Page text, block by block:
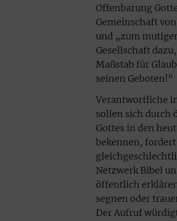
Offenbarung
Gemeinschaft
und „zum
Gesellschaft
Maßstab für
seinen Geboten!“
Verantwortliche
sollen sich durch
Gottes in den
bekennen,
Netzwerk Bibel
öffentlich
segnen oder
Der Aufruf